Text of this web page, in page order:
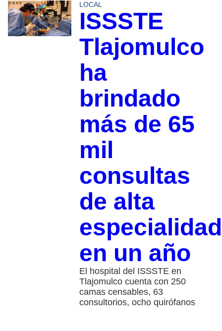
LOCAL
ISSSTE
Tlajomulco
ha
brindado
más de 65
mil
consultas
de alta
especialidad
en un año
El hospital del ISSSTE en
Tlajomulco cuenta con 250
camas censables, 63
consultorios, ocho quirófanos